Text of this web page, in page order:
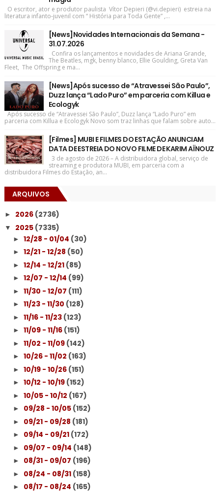
O escritor, ator e produtor paulista Vítor Depieri (@vi.depieri) estreia na
literatura infanto-juvenil com “ História para Toda Gente” ,...
[News]Novidades Internacionais da Semana -
31.07.2026
Confira os lançamentos e novidades de Ariana Grande,
The Beatles, mgk, benny blanco, Ellie Goulding, Greta Van
Fleet, The Offspring e ma...
[News]Após sucesso de “Atravessei São Paulo”,
Duzz lança “Lado Puro” em parceria com Killua e
Ecologyk
Após sucesso de “Atravessei São Paulo”, Duzz lança “Lado Puro” em
parceria com Killua e Ecologyk Novo som traz linhas que falam sobre auto...
[Filmes] MUBI E FILMES DO ESTAÇÃO ANUNCIAM
DATA DE ESTREIA DO NOVO FILME DE KARIM AÏNOUZ
3 de agosto de 2026 – A distribuidora global, serviço de
streaming e produtora MUBI, em parceria com a
distribuidora Filmes do Estação, an...
ARQUIVOS
► 2026 (2736)
▼ 2025 (7335)
► 12/28 - 01/04 (30)
► 12/21 - 12/28 (50)
► 12/14 - 12/21 (85)
► 12/07 - 12/14 (99)
► 11/30 - 12/07 (111)
► 11/23 - 11/30 (128)
► 11/16 - 11/23 (123)
► 11/09 - 11/16 (151)
► 11/02 - 11/09 (142)
► 10/26 - 11/02 (163)
► 10/19 - 10/26 (151)
► 10/12 - 10/19 (152)
► 10/05 - 10/12 (167)
► 09/28 - 10/05 (152)
► 09/21 - 09/28 (181)
► 09/14 - 09/21 (172)
► 09/07 - 09/14 (148)
► 08/31 - 09/07 (196)
► 08/24 - 08/31 (158)
► 08/17 - 08/24 (165)